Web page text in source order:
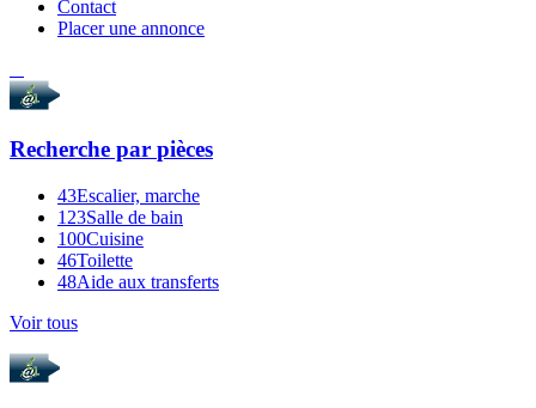
Contact
Placer une annonce
Recherche par pièces
43Escalier, marche
123Salle de bain
100Cuisine
46Toilette
48Aide aux transferts
Voir tous